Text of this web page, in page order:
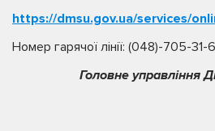
https://dmsu.gov.ua/services/
Номер гарячої лінії: (048)-705-31-
Головне управління